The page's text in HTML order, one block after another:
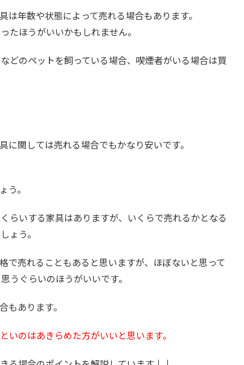
年数や状態によって売れる場合もあります。
たほうがいいかもしれません。
どのペットを飼っている場合、喫煙者がいる場合は買
関しては売れる場合でもかなり安いです。
う。
らいする家具はありますが、いくらで売れるかとなる
ょう。
で売れることもあると思いますが、ほぼないと思って
うぐらいのほうがいいです。
もあります。
いのはあきらめた方がいいと思います。